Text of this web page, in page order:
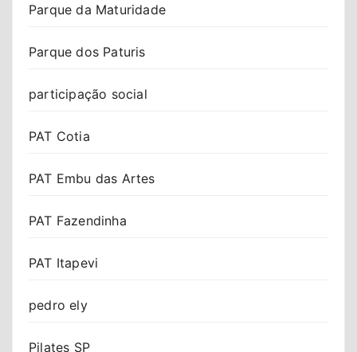
Parque da Maturidade
Parque dos Paturis
participação social
PAT Cotia
PAT Embu das Artes
PAT Fazendinha
PAT Itapevi
pedro ely
Pilates SP